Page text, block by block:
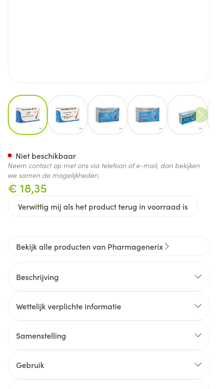
View larger image
€ 18,35
Verwittig mij als het product terug in voorraad is
Niet beschikbaar
Neem contact op met ons via telefoon of e-mail, dan bekijken
we samen de mogelijkheden.
Bekijk alle producten van Pharmagenerix
Beschrijving
Wettelijk verplichte informatie
Samenstelling
Gebruik